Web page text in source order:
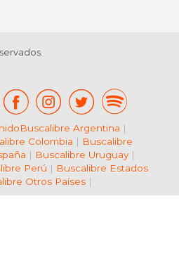
Buscalibre Argentina |
Colombia | Buscalibre
| Buscalibre Uruguay|
Perú | Buscalibre Estados
Otros Países|